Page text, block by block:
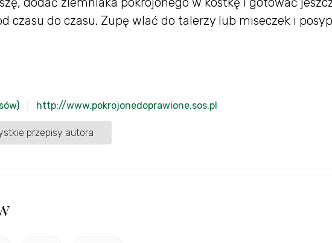
czasu do czasu. Zupę wlać do talerzy lub miseczek i
http://www.pokrojonedoprawione.sos.pl
przepisy autora